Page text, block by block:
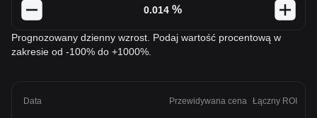
%
Prognozowany dzienny wzrost. Podaj wartość procentową w
zakresie od -100% do +1000%.
Data Przewidywana cena Łączny ROI